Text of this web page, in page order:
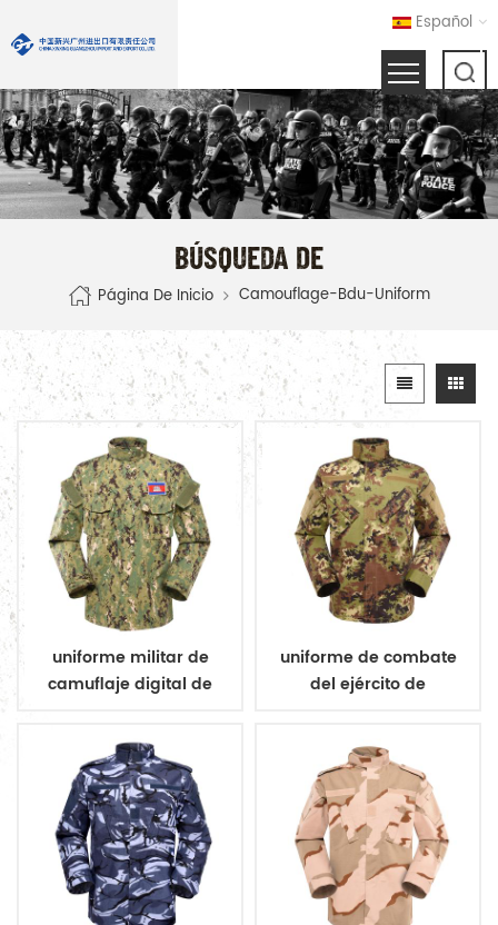
Español
BÚSQUEDA DE
Página De Inicio Camouflage-Bdu-Uniform
uniforme militar de
camuflaje digital de
uniforme de combate
del ejército de